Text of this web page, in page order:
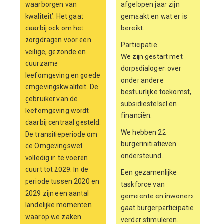
waarborgen van
kwaliteit’. Het gaat
daarbij ook om het
zorgdragen voor een
veilige, gezonde en
duurzame
leefomgeving en goede
omgevingskwaliteit. De
gebruiker van de
leefomgeving wordt
daarbij centraal gesteld.
De transitieperiode om
de Omgevingswet
volledig in te voeren
duurt tot 2029. In de
periode tussen 2020 en
2029 zijn een aantal
landelijke momenten
waarop we zaken
afgelopen jaar zijn
gemaakt en wat er is
bereikt.
Participatie
We zijn gestart met
dorpsdialogen over
onder andere
bestuurlijke toekomst,
subsidiestelsel en
financiën.
We hebben 22
burgerinitiatieven
ondersteund.
Een gezamenlijke
taskforce van
gemeente en inwoners
gaat burgerparticipatie
verder stimuleren.